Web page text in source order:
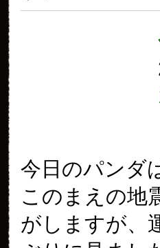
今日のパンダ
このまえの地
がしますが、